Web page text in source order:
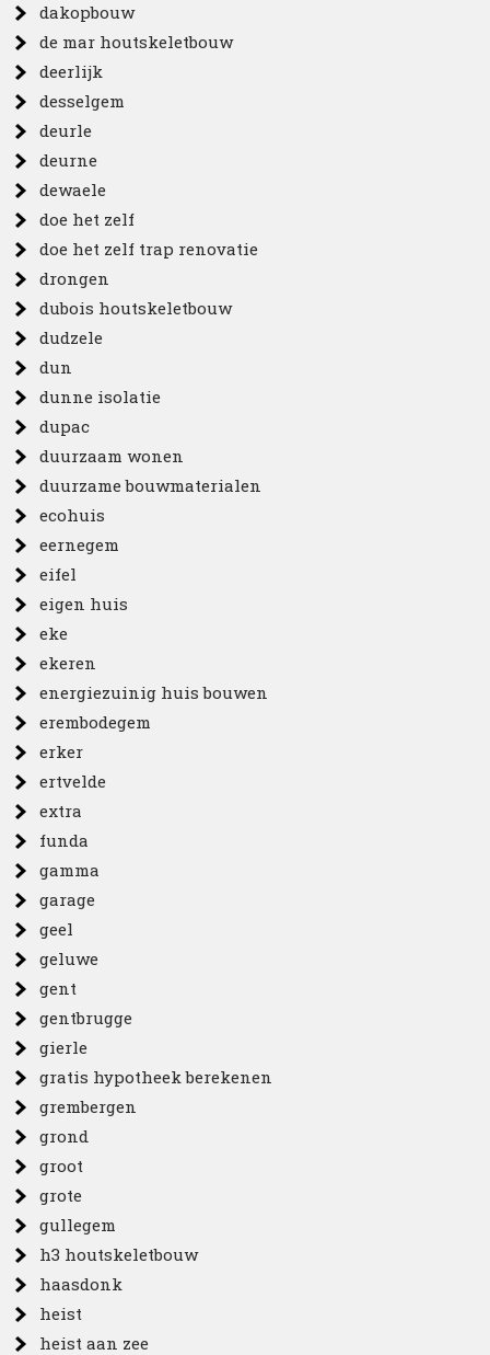
dakopbouw
de mar houtskeletbouw
deerlijk
desselgem
deurle
deurne
dewaele
doe het zelf
doe het zelf trap renovatie
drongen
dubois houtskeletbouw
dudzele
dun
dunne isolatie
dupac
duurzaam wonen
duurzame bouwmaterialen
ecohuis
eernegem
eifel
eigen huis
eke
ekeren
energiezuinig huis bouwen
erembodegem
erker
ertvelde
extra
funda
gamma
garage
geel
geluwe
gent
gentbrugge
gierle
gratis hypotheek berekenen
grembergen
grond
groot
grote
gullegem
h3 houtskeletbouw
haasdonk
heist
heist aan zee